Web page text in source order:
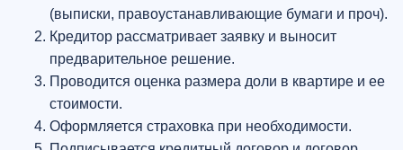
(выписки, правоустанавливающие бумаги и проч).
Кредитор рассматривает заявку и выносит
предварительное решение.
Проводится оценка размера доли в квартире и ее
стоимости.
Оформляется страховка при необходимости.